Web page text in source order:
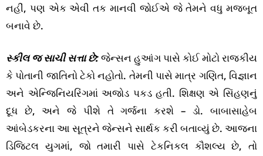
નહીં, પણ એક એવી તક માનવી જોઈએ જે તેમને વધુ મજબૂત
બનાવે છે.
સ્કીલ જ સાચી સત્તા છે:જેન્સન હુઆંગ પાસે કોઈ મોટો રાજકીય
કે પોતાની જાતિનો ટેકો નહોતો. તેમની પાસે માત્ર ગણિત, વિજ્ઞાન
અને એન્જિનિયરિંગમાં અજોડ પકડ હતી. શિક્ષણ એ સિંહણનું
દૂધ છે, અને જે પીશે તે ગર્જના કરશે – ડો. બાબાસાહેબ
આંબેડકરના આ સૂત્રને જેન્સને સાર્થક કરી બતાવ્યું છે. આજના
ડિજિટલ યુગમાં, જો તમારી પાસે ટેકનિકલ કૌશલ્ય છે, તો